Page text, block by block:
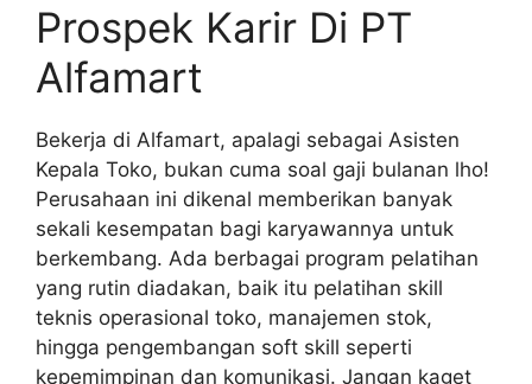
Prospek Karir Di PT
Alfamart
Bekerja di Alfamart, apalagi sebagai Asisten
Kepala Toko, bukan cuma soal gaji bulanan lho!
Perusahaan ini dikenal memberikan banyak
sekali kesempatan bagi karyawannya untuk
berkembang. Ada berbagai program pelatihan
yang rutin diadakan, baik itu pelatihan skill
teknis operasional toko, manajemen stok,
hingga pengembangan soft skill seperti
kepemimpinan dan komunikasi. Jangan kaget